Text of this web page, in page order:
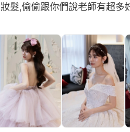
髮,偷偷跟你們說老師有超